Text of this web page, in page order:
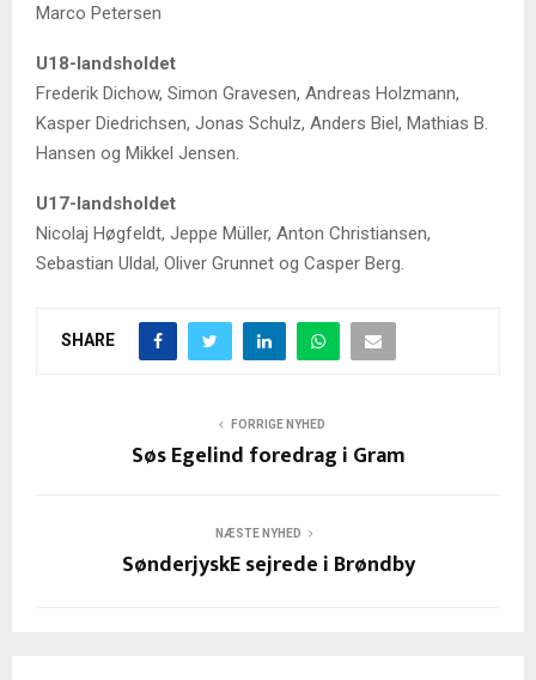
Marco Petersen
U18-landsholdet
Frederik Dichow, Simon Gravesen, Andreas Holzmann,
Kasper Diedrichsen, Jonas Schulz, Anders Biel, Mathias B.
Hansen og Mikkel Jensen.
U17-landsholdet
Nicolaj Høgfeldt, Jeppe Müller, Anton Christiansen,
Sebastian Uldal, Oliver Grunnet og Casper Berg.
SHARE
FORRIGE NYHED
Søs Egelind foredrag i Gram
NÆSTE NYHED
SønderjyskE sejrede i Brøndby